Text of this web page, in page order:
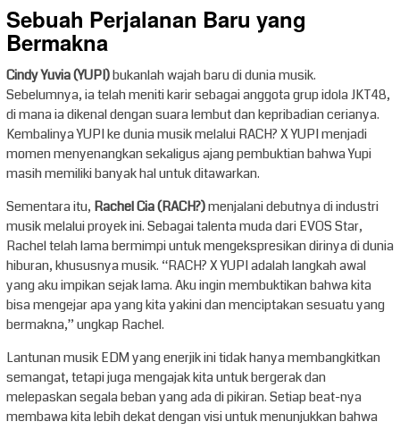
Sebuah Perjalanan Baru yang
Bermakna
Cindy Yuvia (YUPI)bukanlah wajah baru di dunia musik.
Sebelumnya, ia telah meniti karir sebagai anggota grup idola JKT48,
di mana ia dikenal dengan suara lembut dan kepribadian cerianya.
Kembalinya YUPI ke dunia musik melalui RACH? X YUPI menjadi
momen menyenangkan sekaligus ajang pembuktian bahwa Yupi
masih memiliki banyak hal untuk ditawarkan.
Sementara itu, Rachel Cia (RACH?)menjalani debutnya di industri
musik melalui proyek ini. Sebagai talenta muda dari EVOS Star,
Rachel telah lama bermimpi untuk mengekspresikan dirinya di dunia
hiburan, khususnya musik. “RACH? X YUPI adalah langkah awal
yang aku impikan sejak lama. Aku ingin membuktikan bahwa kita
bisa mengejar apa yang kita yakini dan menciptakan sesuatu yang
bermakna,” ungkap Rachel.
Lantunan musik EDM yang enerjik ini tidak hanya membangkitkan
semangat, tetapi juga mengajak kita untuk bergerak dan
melepaskan segala beban yang ada di pikiran. Setiap beat-nya
membawa kita lebih dekat dengan visi untuk menunjukkan bahwa